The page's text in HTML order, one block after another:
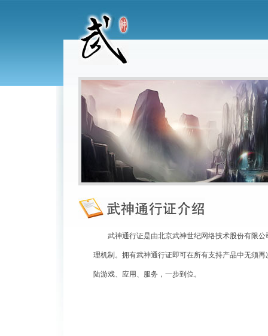
武神通行证是由北京武神世纪网络技术股份有限公
理机制。拥有武神通行证即可在所有支持产品中无须再
陆游戏、应用、服务，一步到位。